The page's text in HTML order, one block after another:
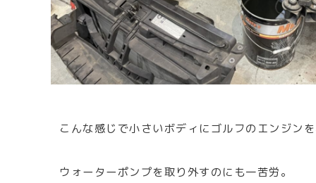
こんな感じで小さいボディにゴルフのエンジン
ウォーターポンプを取り外すのにも一苦労。